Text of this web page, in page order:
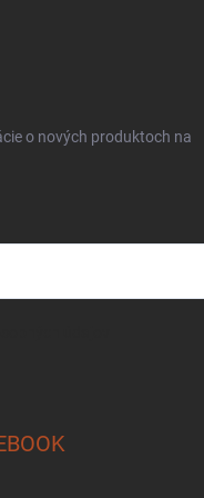
o nových produktoch na